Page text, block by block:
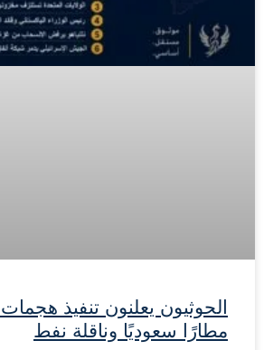
الحوثيون يعلنون تنفيذ
مطارًا سعوديًا وناقلة نفط